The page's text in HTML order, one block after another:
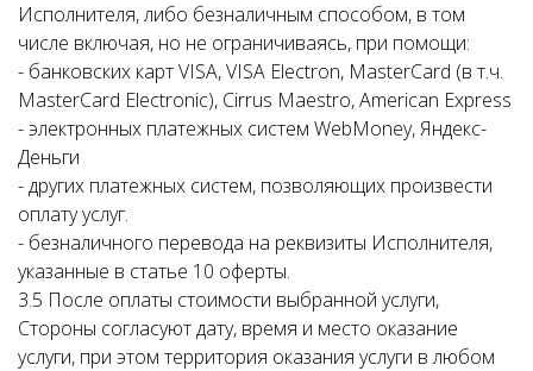
Исполнителя, либо безналичным способом, в том
числе включая, но не ограничиваясь, при помощи:
- банковских карт VISA, VISA Electron, MasterCard (в т.ч.
MasterCard Electronic), Cirrus Maestro, American Express
- электронных платежных систем WebMoney, Яндекс-
Деньги
- других платежных систем, позволяющих произвести
оплату услуг.
- безналичного перевода на реквизиты Исполнителя,
указанные в статье 10 оферты.
3.5 После оплаты стоимости выбранной услуги,
Стороны согласуют дату, время и место оказание
услуги, при этом территория оказания услуги в любом